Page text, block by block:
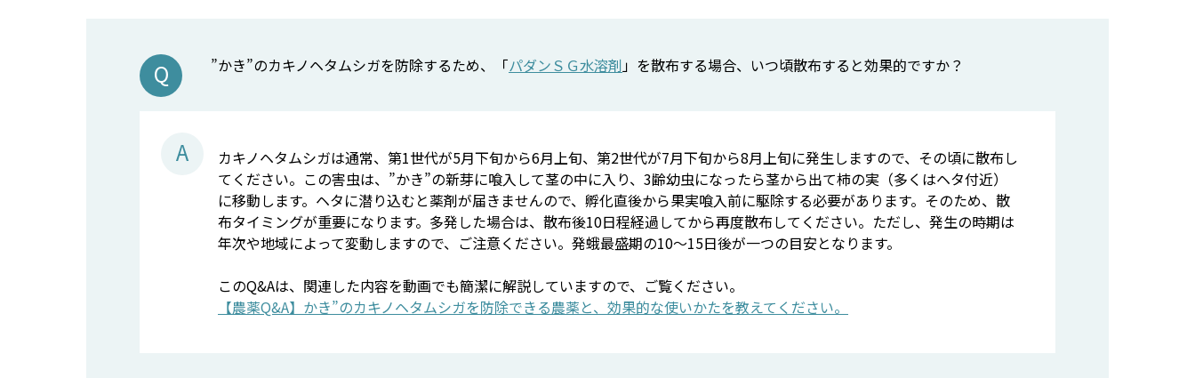
”かき”のカキノヘタムシガを防除するため、「パダンＳＧ水溶剤」を散布する場合、いつ頃散布すると効果的ですか？
カキノヘタムシガは通常、第1世代が5月下旬から6月上旬、第2世代が7月下旬から8月上旬に発生しますので、その頃に散布し
てください。この害虫は、”かき”の新芽に喰入して茎の中に入り、3齢幼虫になったら茎から出て柿の実（多くはヘタ付近）
に移動します。ヘタに潜り込むと薬剤が届きませんので、孵化直後から果実喰入前に駆除する必要があります。そのため、散
布タイミングが重要になります。多発した場合は、散布後10日程経過してから再度散布してください。ただし、発生の時期は
年次や地域によって変動しますので、ご注意ください。発蛾最盛期の10～15日後が一つの目安となります。
このQ&Aは、関連した内容を動画でも簡潔に解説していますので、ご覧ください。
【農薬Q&A】かき”のカキノヘタムシガを防除できる農薬と、効果的な使いかたを教えてください。